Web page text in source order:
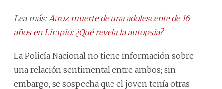
Lea más: Atroz muerte de una adolescente de 16
años en Limpio: ¿Qué revela la autopsia?
La Policía Nacional no tiene información sobre
una relación sentimental entre ambos; sin
embargo, se sospecha que el joven tenía otras